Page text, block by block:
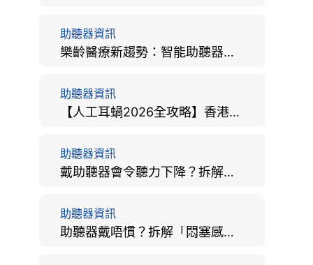
助聽器資訊
樂齡醫療新趨勢：智能助聽器結合 AI 眼底相機，如何全方位守護長者健康？
助聽器資訊
【人工耳蝸2026全攻略】香港手術費用、原理與副作用評估！
助聽器資訊
戴助聽器會令聽力下降？拆解越戴越聾迷思與聽覺剝奪真相
助聽器資訊
助聽器戴唔慣？拆解「悶塞感」成因、堵耳效應與 4 週適應期全攻略